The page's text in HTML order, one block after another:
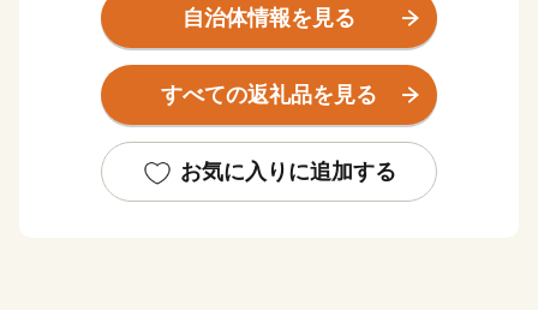
に対して真摯に向き合い、アクションをおこし、普及し
ていくことによって、持続可能な社会づくりを実現して
いく「阿南市オリジナル」の制度運用を行っています。
返礼品を提供するのは「EARTH SHIP PARTNER
では、このESPA事業者とともに新たなムーブメントを
起こしていきます！
自治体情報を見る
すべての返礼品を見る
お気に入りに追加する